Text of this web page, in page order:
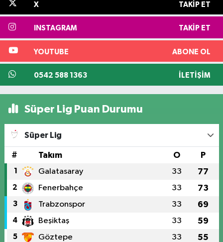
X TAKIP ET
INSTAGRAM TAKIP ET
YOUTUBE ABONE OL
0542 588 1363 İLETIŞIM
Süper Lig Puan Durumu
Süper Lig
# Takım O P
1 Galatasaray 33 77
2 Fenerbahçe 33 73
3 Trabzonspor 33 69
4 Beşiktaş 33 59
5 Göztepe 33 55